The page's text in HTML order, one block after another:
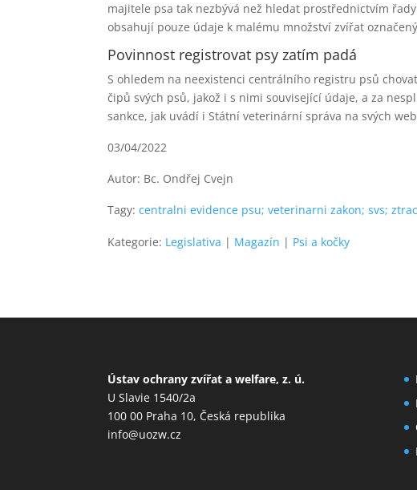
majitele psa tak nezbývá než hledat prostřednictvím
obsahují pouze údaje k malému množství zvířat
Povinnost registrovat psy zatím padá
S ohledem na neexistenci centrálního registru psů
čipů svých psů, jakož i s nimi související údaje, a za
sankce, jak uvádí i Státní veterinární správa na svých
03/04/2022
Autor: Bc. Ondřej Cvejn
Tagy:centralni evidence psu; veterinarni zakon; svs;
Kategorie: Legislativa | Magazín | Psi a kočky
Ústav ochrany zvířat a welfare, z. ú.
U Slavie 1540/2a
100 00 Praha 10, Česká republika
info@uozw.cz